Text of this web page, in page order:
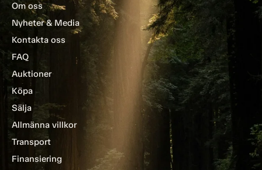
Om oss
Nyheter & Media
Kontakta oss
FAQ
Auktioner
Köpa
Sälja
Allmänna villkor
Transport
Finansiering